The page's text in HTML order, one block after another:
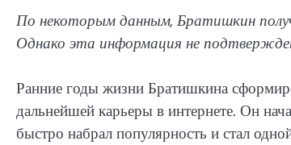
По некоторым данным, Братишкин
Однако эта информация не
Ранние годы жизни Братишкина
дальнейшей карьеры в интернете. Он
быстро набрал популярность и стал